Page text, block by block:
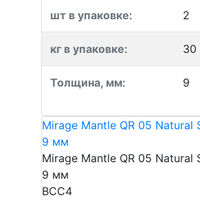
шт в упаковке: 2
кг в упаковке: 30
Толщина, мм: 9
Mirage Mantle QR 05 Natural
9 мм
Mirage Mantle QR 05 Natural
9 мм
BCC4